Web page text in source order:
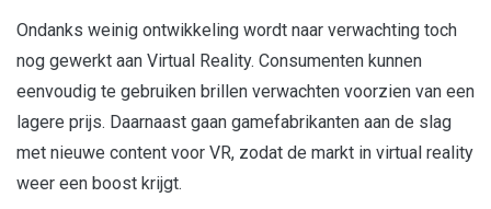
Ondanks weinig ontwikkeling wordt naar verwachting toch
nog gewerkt aan Virtual Reality. Consumenten kunnen
eenvoudig te gebruiken brillen verwachten voorzien van een
lagere prijs. Daarnaast gaan gamefabrikanten aan de slag
met nieuwe content voor VR, zodat de markt in virtual reality
weer een boost krijgt.